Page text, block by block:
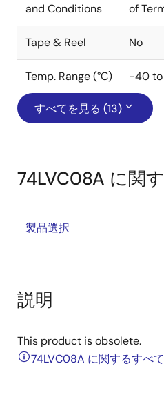
and Conditions
of
Tape & Reel No
Temp. Range (°C) -40 to
すべてを見る (13)
74LVC08A に関
製品選択
説明
This product is obsolete.
74LVC08A に関するすべ